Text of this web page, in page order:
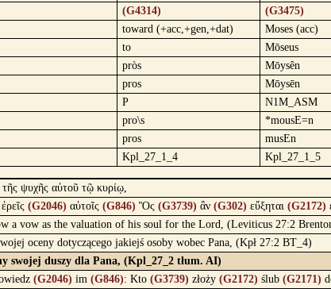
(G4314) (G3475)
toward (+acc,+gen,+dat) Moses (acc)
to Mōseus
pròs Mōysên
pros Mōysēn
P N1M_ASM
pro\s *mousE=n
pros musEn
Kpl_27_1_4 Kpl_27_1_5
τῆς ψυχῆς αὐτοῦ τῷ κυρίῳ,
ἐρεῖς (G2046) αὐτοῖς (G846) Ὃς (G3739) ἂν (G302) εὔξηται (G2172)
a vow as the valuation of his soul for the Lord, (Leviticus 27:2
oceny dotyczącego jakiejś osoby wobec Pana, (Kpł 27:2 BT_4)
swojej duszy dla Pana, (Kpl_27_2 tłum. AI)
(G2046) im (G846): Kto (G3739) złoży (G2172) ślub (G2171)